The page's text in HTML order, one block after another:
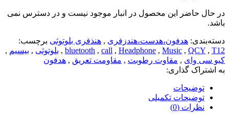
در حال حاضر این محصول در انبار موجود نیست و در دسترس نمی
باشد.
دسته‌بندی: هدفون،هدست،هندزفری , هنذفری بلوتوثی برچسب:
bluetooth , call , Headphone , Music , QCY , T12
, بلوتوثی , بیسیم ,
کیو سی وای , مقاوت رطوبت , مقاومت تعریق , هدفون
به اشتراک گذاری:
توضیحات
توضیحات تکمیلی
نظرات (0)